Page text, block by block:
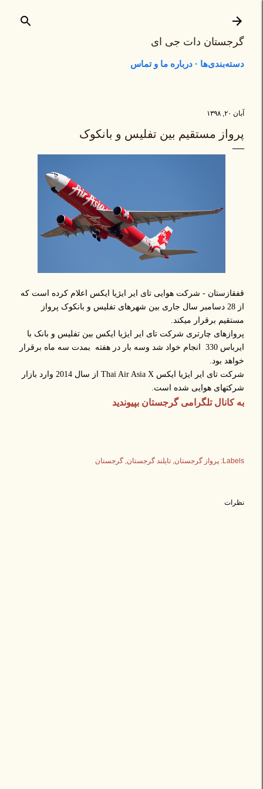
گرجستان دات جی ای
دسته‌بندی‌ها درباره ما و تماس
آبان ۲۰, ۱۳۹۸
پرواز مستقیم بین تفلیس و بانکوک
قفقازستان - شرکت هوایی تای ایر ایژیا ایکس اعلام کرده است که
از 28 دسامبر سال جاری بین شهرهای تفلیس و بانکوک پرواز
مستقیم برقرار میکند.
پروازهای چارتری شرکت تای ایر ایژیا ایکس بین تفلیس و بانک با
ایرباس 330 انجام خواد شد وسه بار در هفته بمدت سه ماه برقرار
خواهد بود.
شرکت تای ایر ایژیا ایکس Thai Air Asia X از سال 2014 وارد بازار
شرکتهای هوایی شده است.
به کانال تلگرامی گرجستان بپیوندید
Labels: پرواز گرجستان تایلند گرجستان گرجستان
نظرات